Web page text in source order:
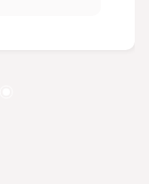
Ducha;